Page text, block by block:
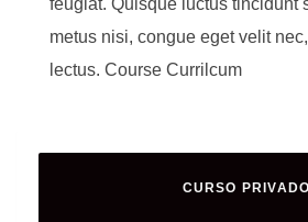
feugiat. Quisque luctus tincidunt
metus nisi, congue eget velit
lectus. Course Currilcum
CURSO PRIVADO